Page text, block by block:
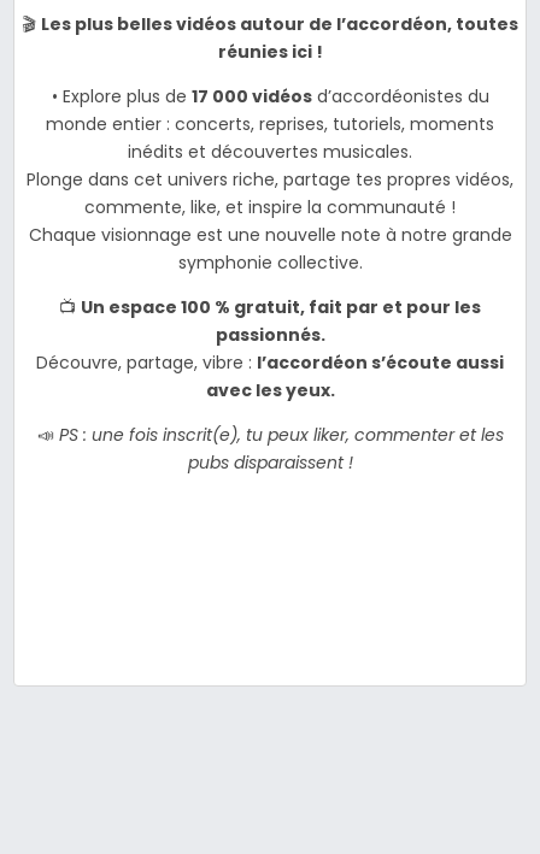
🎬 Les plus belles vidéos autour de l’accordéon, toutes
réunies ici !
• Explore plus de 17 000 vidéosd’accordéonistes du
monde entier : concerts, reprises, tutoriels, moments
inédits et découvertes musicales.
Plonge dans cet univers riche, partage tes propres vidéos,
commente, like, et inspire la communauté !
Chaque visionnage est une nouvelle note à notre grande
symphonie collective.
📺 Un espace 100 % gratuit, fait par et pour les
passionnés.
Découvre, partage, vibre : l’accordéon s’écoute aussi
avec les yeux.
📣 PS : une fois inscrit(e), tu peux liker, commenter et les
pubs disparaissent !